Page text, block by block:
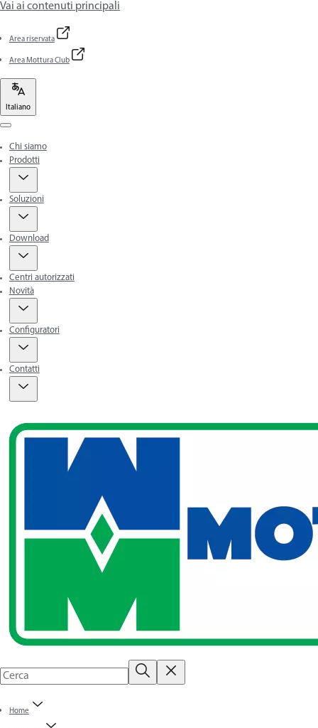
Vai ai contenuti principali
Area riservata
Area Mottura Club
Italiano
Chi siamo
Prodotti
Soluzioni
Download
Centri autorizzati
Novità
Configuratori
Contatti
Home